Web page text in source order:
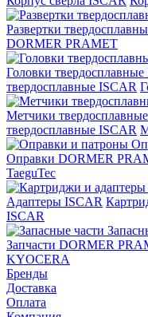
Развертки
DORMER PRAMET
Головки
твердосплавные ISCAR
Метчики
твердосплавные ISCAR
Оправки DORMER
TaeguTec
Адаптеры ISCAR
ISCAR
Запчасти DORMER
KYOCERA
Бренды
Доставка
Оплата